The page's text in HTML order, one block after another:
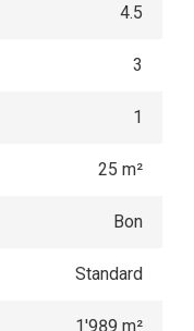
4.5
3
1
25 m²
Bon
Standard
1'989 m²